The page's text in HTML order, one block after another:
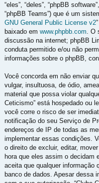
“eles”, “deles”, “phpBB
“phpBB Teams”) que é um
GNU General Public License v2
baixado em www.phpbb.com .
discussão na internet; phpBB
conduta permitido e/ou não
informações sobre o phpBB,
Você concorda em não enviar
vulgar, insultuosa, de ódio,
material que possa violar
Ceticismo” está hospedado ou
você corre o risco de ser
notificação do seu Serviço de
endereços de IP de todas as
implementar essas condições.
o direito de excluir, editar,
hora que eles assim o decidam
aceita que qualquer informação
banco de dados. Apesar dessa